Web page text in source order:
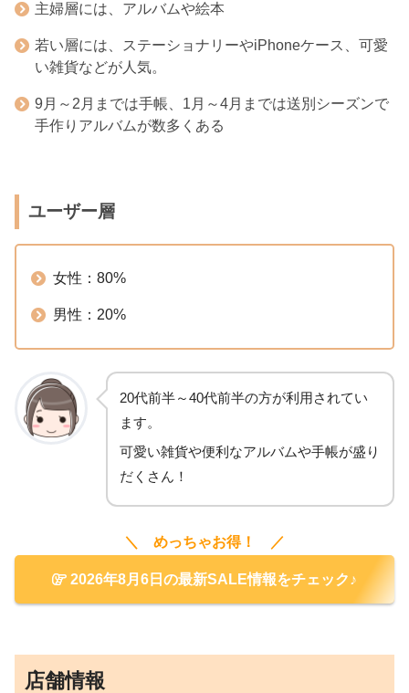
主婦層には、アルバムや絵本
若い層には、ステーショナリーやiPhoneケース、可愛
い雑貨などが人気。
9月～2月までは手帳、1月～4月までは送別シーズンで
手作りアルバムが数多くある
ユーザー層
女性：80%
男性：20%
20代前半～40代前半の方が利用されてい
ます。
可愛い雑貨や便利なアルバムや手帳が盛り
だくさん！
＼ めっちゃお得！ ／
2026年8月6日の最新SALE情報をチェック♪
店舗情報